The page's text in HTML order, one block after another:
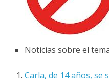
Noticias sobre el
Carla, de 14 años,